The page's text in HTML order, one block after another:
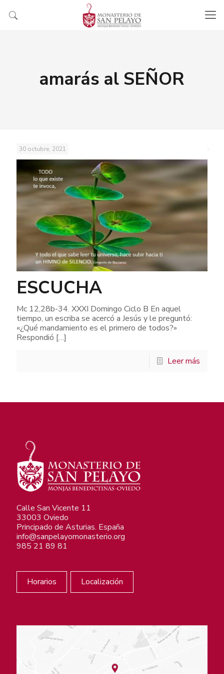
amarás al SEÑOR
30 octubre, 2021
ESCUCHA
Mc 12,28b-34. XXXI Domingo Ciclo B En aquel
tiempo, un escriba se acercó a Jesús y le preguntó:
«¿Qué mandamiento es el primero de todos?»
Respondió […]
Leer más
Calle San Vicente 11
33003 Oviedo
Principado de Asturias. España
info@sanpelayomonasterio.org
985 21 89 81
Horarios Localización